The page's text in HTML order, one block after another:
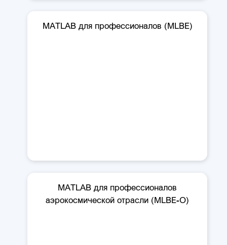
MATLAB для профессионалов (MLBE)
MATLAB для профессионалов
аэрокосмической отрасли (MLBE-O)